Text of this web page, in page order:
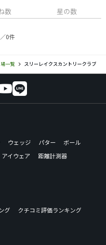
数 星の数
0件
一覧 スリーレイクスカントリークラブ
ウェッジ パター
ボール
アイウェア
距離計測器
グ
クチコミ評価ランキング